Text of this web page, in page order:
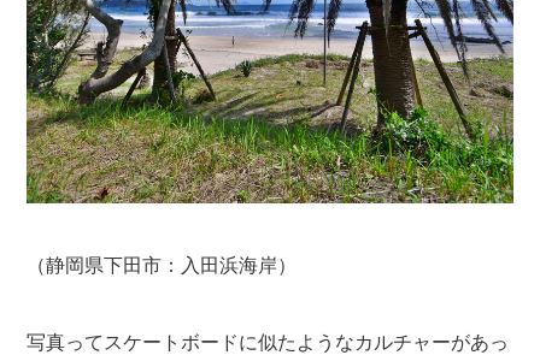
（静岡県下田市：入田浜海岸）
写真ってスケートボードに似たようなカルチャーがあっ